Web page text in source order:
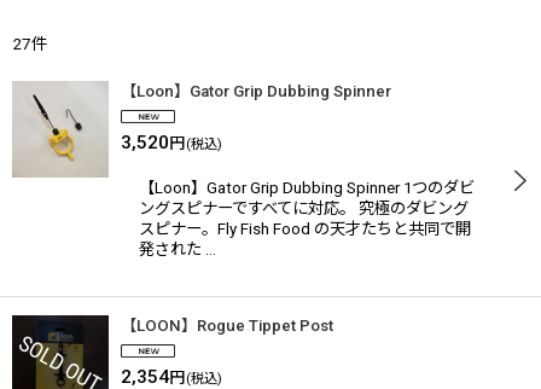
27件
【Loon】Gator Grip Dubbing Spinner
3,520 円 (税込)
【Loon】Gator Grip Dubbing Spinner 1つのダビ
ングスピナーですべてに対応。 究極のダビング
スピナー。Fly Fish Food の天才たちと共同で開
発された …
【LOON】Rogue Tippet Post
2,354円 (税込)